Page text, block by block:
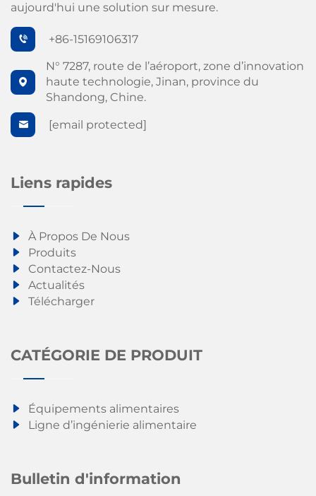
aujourd'hui une solution sur mesure.
+86-15169106317
N° 7287, route de l’aéroport, zone d’innovation
haute technologie, Jinan, province du
Shandong, Chine.
[email protected]
Liens rapides
À Propos De Nous
Produits
Contactez-Nous
Actualités
Télécharger
CATÉGORIE DE PRODUIT
Équipements alimentaires
Ligne d’ingénierie alimentaire
Bulletin d'information